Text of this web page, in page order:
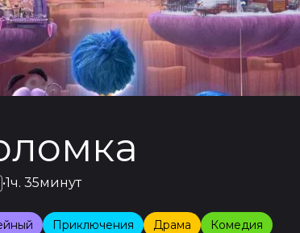
•1ч. 35минут
Приключения Драма Комедия